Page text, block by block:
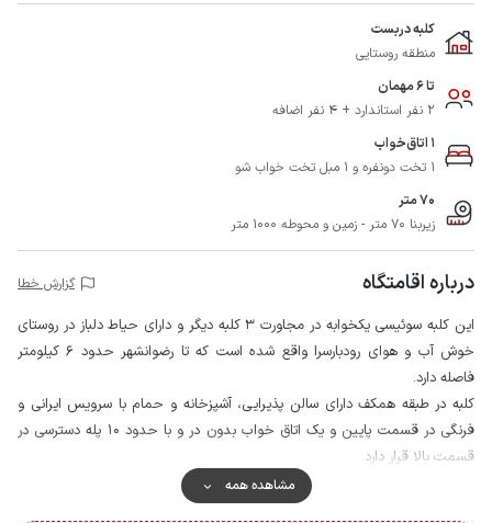
کلبه دربست
منطقه روستایی
تا 6 مهمان
2 نفر استاندارد + 4 نفر اضافه
1 اتاق‌خواب
1 تخت دونفره و 1 مبل تخت‌ خواب‌ شو
70 متر
زیربنا 70 متر - زمین و محوطه 1000 متر
درباره اقامتگاه گزارش خطا
این کلبه سوئیسی یکخوابه در مجاورت 3 کلبه دیگر و دارای حیاط دلباز در روستای
خوش آب و هوای رودبارسرا واقع شده است که تا رضوانشهر حدود 6 کیلومتر
فاصله دارد.
کلبه در طبقه همکف دارای سالن پذیرایی، آشپزخانه و حمام با سرویس ایرانی و
فرنگی در قسمت پایین و یک اتاق خواب بدون در و با حدود 10 پله دسترسی در
قسمت بالا قرار دارد.
اطراف حیاط ابن مجموعه از 2 طرف با دیوار و 2 طرف با فنس محصور شده است
و میزبان در همسایگی سکونت دارد، همچنین جهت امنیت بیشتر محوطه و حیاط
مشاهده همه